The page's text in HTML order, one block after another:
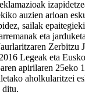
auzien arloan
sailak
eta
Zerbitzu
Legeak eta
apirilaren 25eko
aholkularitzei
ditu.